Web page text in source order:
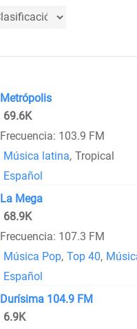
Metrópolis
69.6K
Frecuencia: 103.9 FM
Música latina, Tropical
Español
La Mega
68.9K
Frecuencia: 107.3 FM
Música Pop, Top 40,
Español
Durísima 104.9 FM
6.9K